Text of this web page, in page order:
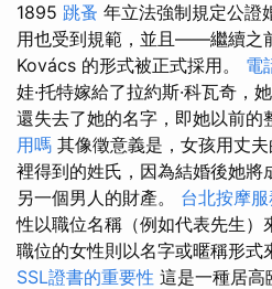
1895 跳蚤 年立法強制規定公證
用也受到規範，並且——繼續
Kovács 的形式被正式採用。 電
娃·托特嫁給了拉約斯·科瓦奇，
還失去了她的名字，即她以前的
用嗎 其像徵意義是，女孩用丈
裡得到的姓氏，因為結婚後她將
另一個男人的財產。 台北按摩服
性以職位名稱（例如代表先生）
職位的女性則以名字或暱稱形式
SSL證書的重要性 這是一種居高